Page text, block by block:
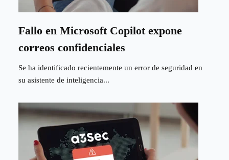
Fallo en Microsoft Copilot expone
correos confidenciales
Se ha identificado recientemente un error de seguridad en
su asistente de inteligencia...